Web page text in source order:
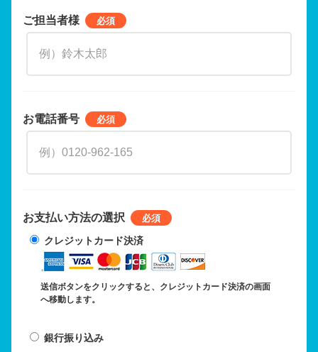
ご担当者様
お電話番号
お支払い方法の選択
クレジットカード決済
送信ボタンをクリックすると、クレジットカード決済の画面
へ移動します。
銀行振り込み